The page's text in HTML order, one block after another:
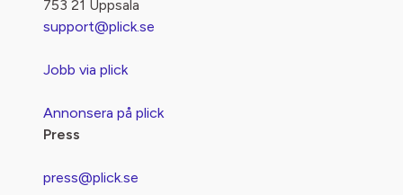
753 21 Uppsala
support@plick.se
Jobb via plick
Annonsera på plick
Press
press@plick.se